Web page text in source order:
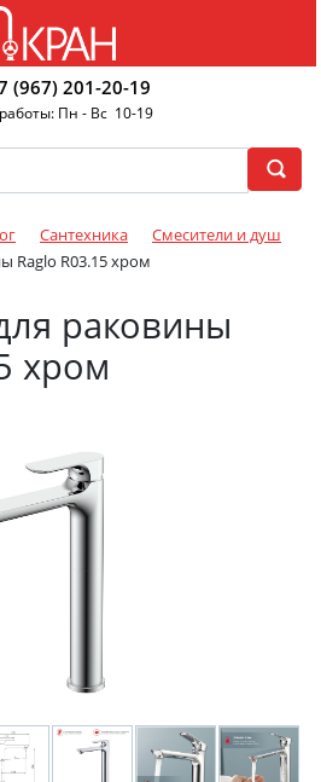
(967) 201-20-19
Пн - Вс 10-19
Сантехника
Смесители и душ
Raglo R03.15 хром
раковины
хром